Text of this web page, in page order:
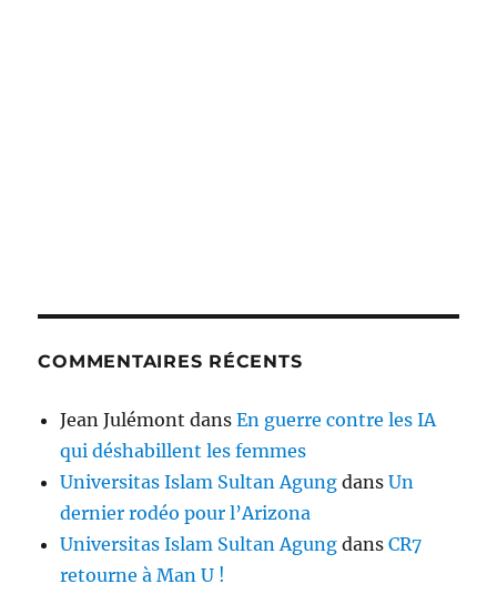
COMMENTAIRES RÉCENTS
Jean Julémont dansEn guerre contre les IA
qui déshabillent les femmes
Universitas Islam Sultan Agung dansUn
dernier rodéo pour l’Arizona
Universitas Islam Sultan Agung dansCR7
retourne à Man U !